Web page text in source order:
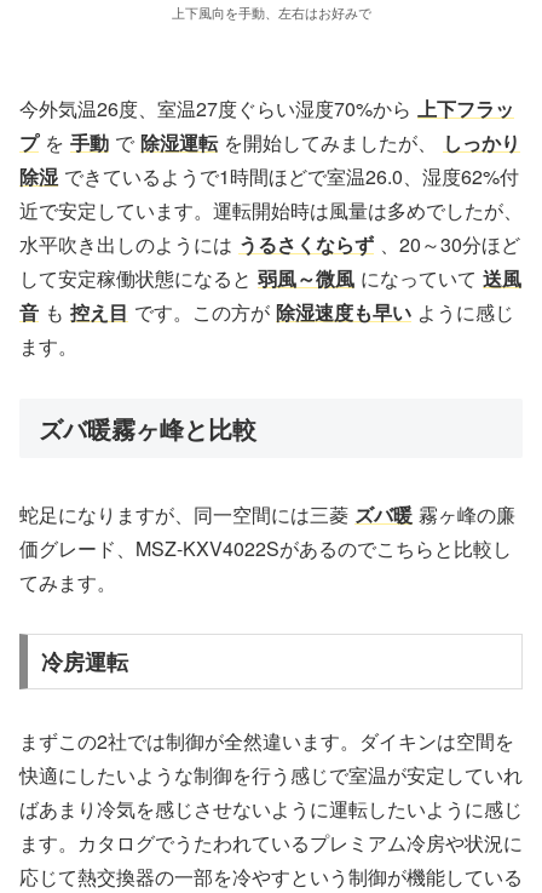
上下風向を手動、左右はお好みで
今外気温26度、室温27度ぐらい湿度70%から 上下フラッ
プ を 手動 で 除湿運転 を開始してみましたが、
しっかり
除湿 できているようで1時間ほどで室温26.0、湿度62%付
近で安定しています。運転開始時は風量は多めでしたが、
水平吹き出しのようには うるさくならず 、20～30分ほど
して安定稼働状態になると 弱風～微風 になっていて 送風
音 も 控え目 です。この方が 除湿速度も早い ように感じ
ます。
ズバ暖霧ヶ峰と比較
蛇足になりますが、同一空間には三菱 ズバ暖 霧ヶ峰の廉
価グレード、MSZ-KXV4022Sがあるのでこちらと比較し
てみます。
冷房運転
まずこの2社では制御が全然違います。ダイキンは空間を
快適にしたいような制御を行う感じで室温が安定していれ
ばあまり冷気を感じさせないように運転したいように感じ
ます。カタログでうたわれているプレミアム冷房や状況に
応じて熱交換器の一部を冷やすという制御が機能している